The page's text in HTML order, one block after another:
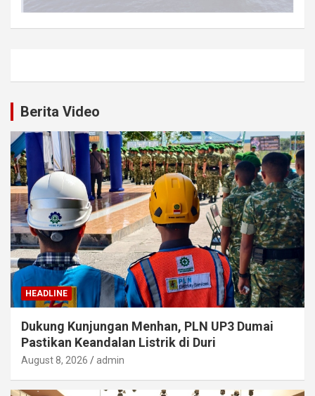
Berita Video
HEADLINE
Dukung Kunjungan Menhan, PLN UP3 Dumai
Pastikan Keandalan Listrik di Duri
August 8, 2026 admin